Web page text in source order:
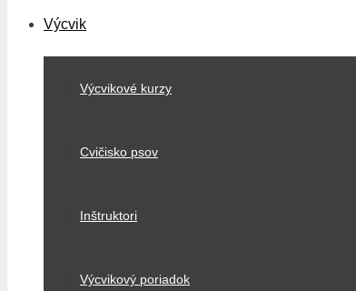
Výcvik
Výcvikové kurzy
Cvičisko psov
Inštruktori
Výcvikový poriadok